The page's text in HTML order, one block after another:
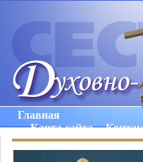
Главная
Карта сайта